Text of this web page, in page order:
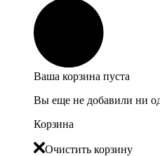
Ваша корзина пуста
Вы еще не добавили ни
Корзина
Очистить корзину